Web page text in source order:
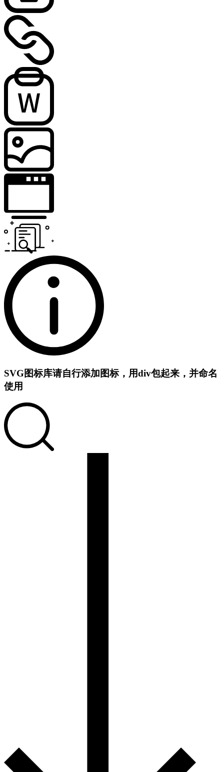
SVG图标库请自行添加图标，用div包起来，并命名
使用